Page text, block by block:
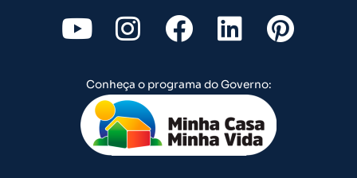
Y
o
u
t
u
b
I
n
s
t
a
g
F
a
c
e
b
o
L
i
n
k
e
d
P
i
Conheça o programa do Governo: